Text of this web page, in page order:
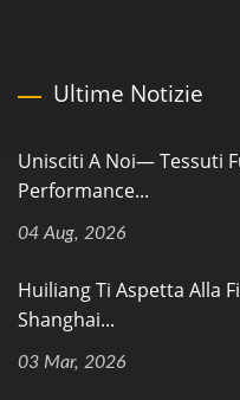
Ultime Notizie
Unisciti A Noi— Tessuti
Performance...
04 Aug, 2026
Huiliang Ti Aspetta Alla
Shanghai...
03 Mar, 2026